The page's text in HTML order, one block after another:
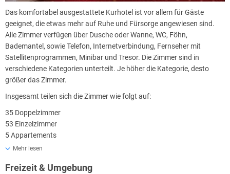
Das komfortabel ausgestattete Kurhotel ist vor allem für Gäste
geeignet, die etwas mehr auf Ruhe und Fürsorge angewiesen sind.
Alle Zimmer verfügen über Dusche oder Wanne, WC, Föhn,
Bademantel, sowie Telefon, Internetverbindung, Fernseher mit
Satellitenprogrammen, Minibar und Tresor. Die Zimmer sind in
verschiedene Kategorien unterteilt. Je höher die Kategorie, desto
größer das Zimmer.
Insgesamt teilen sich die Zimmer wie folgt auf:
35 Doppelzimmer
53 Einzelzimmer
5 Appartements
Dabei gibt es folgende Kategorien:
Standard
Mehr lesen
Freizeit & Umgebung